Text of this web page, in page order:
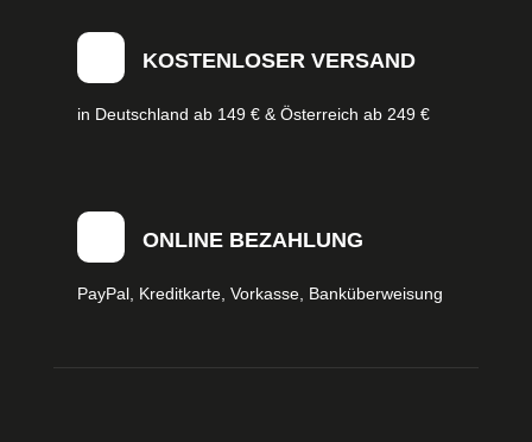
KOSTENLOSER VERSAND
in Deutschland ab 149 € & Österreich ab 249 €
ONLINE BEZAHLUNG
PayPal, Kreditkarte, Vorkasse, Banküberweisung